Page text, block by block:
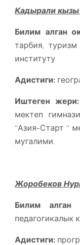
Кадырали
Билим алган
тарбия,
институту
Адистиги:
Иштеген
мектеп
“Азия-Старт “
мугалими.
Жоробеков
Билим алган
педагогикалык
Адистиги: